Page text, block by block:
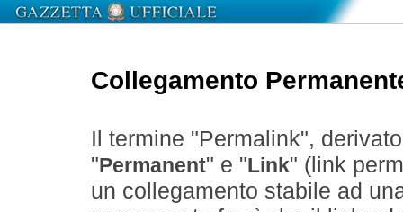
Collegamento
Il termine "Permalink",
" Permanent" e " Link" (link
un collegamento stabile ad